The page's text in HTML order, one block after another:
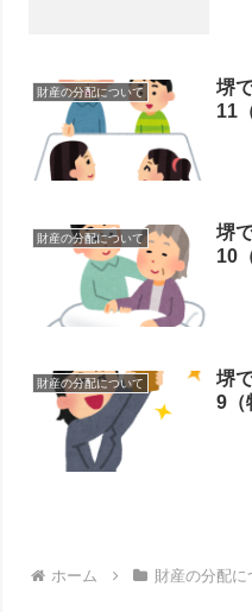
財産の分配について
堺
11
財産の分配について
堺
10
財産の分配について
堺
9（
ホーム 財産の分配に